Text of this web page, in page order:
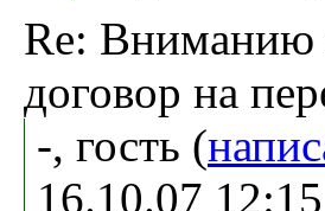
Re: Вниманию
договор на
-, гость (
16.10.07